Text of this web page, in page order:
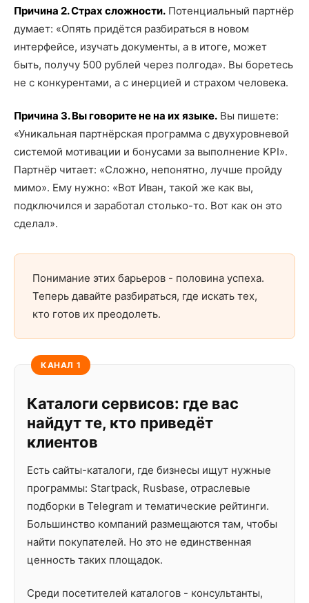
Причина 2. Страх сложности. Потенциальный партнёр
думает: «Опять придётся разбираться в новом
интерфейсе, изучать документы, а в итоге, может
быть, получу 500 рублей через полгода». Вы боретесь
не с конкурентами, а с инерцией и страхом человека.
Причина 3. Вы говорите не на их языке. Вы пишете:
«Уникальная партнёрская программа с двухуровневой
системой мотивации и бонусами за выполнение KPI».
Партнёр читает: «Сложно, непонятно, лучше пройду
мимо». Ему нужно: «Вот Иван, такой же как вы,
подключился и заработал столько-то. Вот как он это
сделал».
Понимание этих барьеров - половина успеха.
Теперь давайте разбираться, где искать тех,
кто готов их преодолеть.
КАНАЛ 1
Каталоги сервисов: где вас
найдут те, кто приведёт
клиентов
Есть сайты-каталоги, где бизнесы ищут нужные
программы: Startpack, Rusbase, отраслевые
подборки в Telegram и тематические рейтинги.
Большинство компаний размещаются там, чтобы
найти покупателей. Но это не единственная
ценность таких площадок.
Среди посетителей каталогов - консультанты,